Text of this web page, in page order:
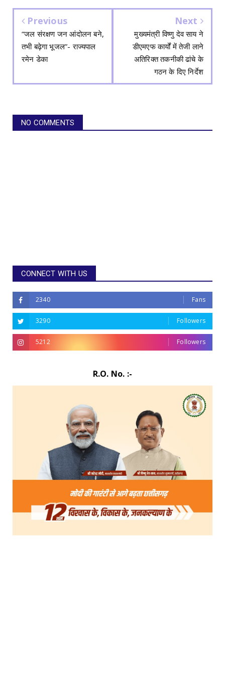
Previous
“जल संरक्षण जन आंदोलन बने,
तभी बढ़ेगा भूजल”- राज्यपाल
रमेन डेका
Next
मुख्यमंत्री विष्णु देव साय ने
डीएमएफ कार्यों में तेजी लाने
अतिरिक्त तकनीकी ढांचे के
गठन के दिए निर्देश
NO COMMENTS
CONNECT WITH US
2340 Fans
3290 Followers
5212 Followers
R.O. No. :-